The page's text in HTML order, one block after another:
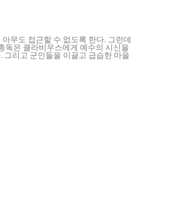
무도 접근할 수 없도록 한다. 그런데
독은 클라비우스에게 예수의 시신을
리고 군인들을 이끌고 급습한 마을